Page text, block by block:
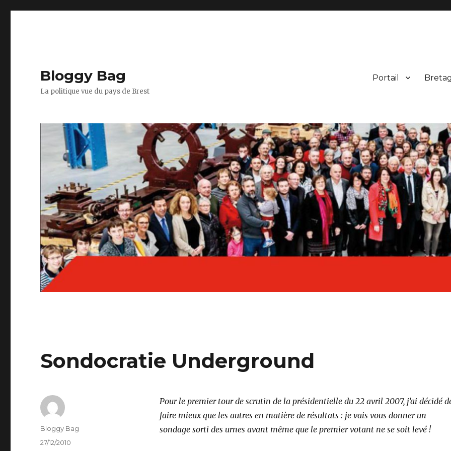
Bloggy Bag
La politique vue du pays de Brest
Portail
Sondocratie Underground
Pour le premier tour de scrutin de la présidentielle du 22 avril 2007, j’ai décidé
faire mieux que les autres en matière de résultats : je vais vous donner un
sondage sorti des urnes avant même que le premier votant ne se soit levé !
Auteur
Bloggy Bag
Publié
27/12/2010